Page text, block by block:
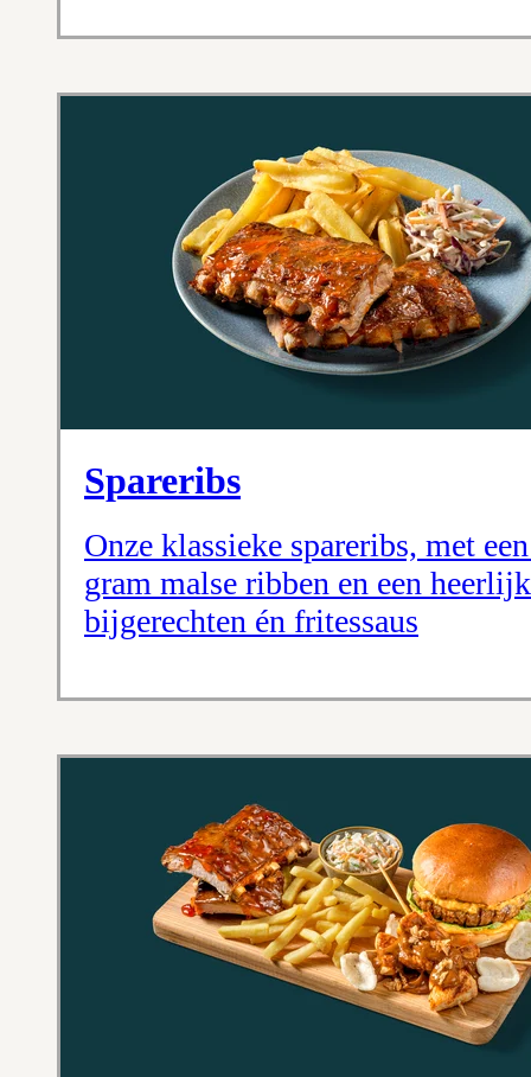
Spareribs
Onze klassieke spareribs, met
gram malse ribben en een
bijgerechten én fritessaus